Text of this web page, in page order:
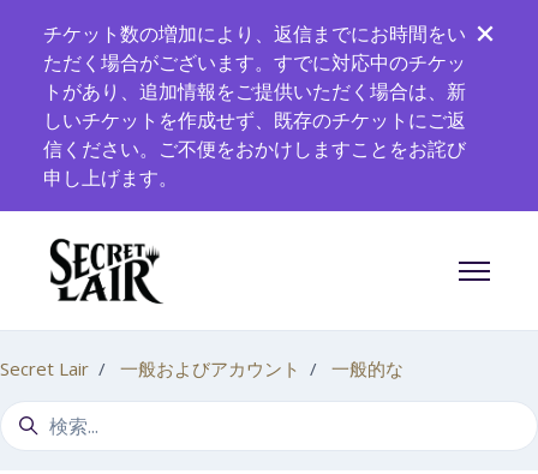
チケット数の増加により、返信までにお時間をい
ただく場合がございます。すでに対応中のチケッ
トがあり、追加情報をご提供いただく場合は、新
しいチケットを作成せず、既存のチケットにご返
信ください。ご不便をおかけしますことをお詫び
申し上げます。
ナビゲ
Secret Lair 一般およびアカウント 一般的な
検索